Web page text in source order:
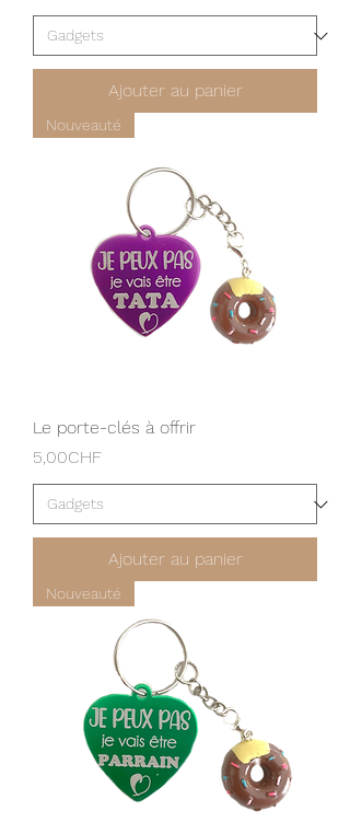
Ajouter au panier
Nouveauté
Le porte-clés à offrir
Prix
5,00CHF
Ajouter au panier
Nouveauté